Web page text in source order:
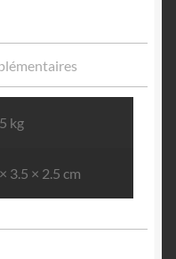
kg
3.5 × 2.5 cm